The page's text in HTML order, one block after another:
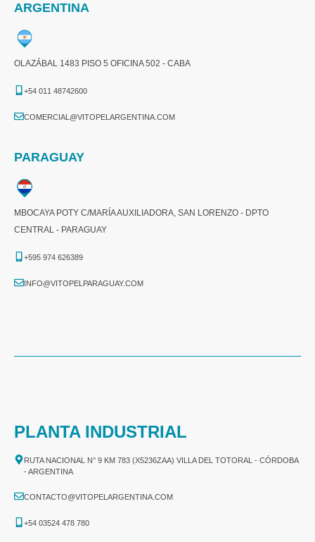
ARGENTINA
OLAZÁBAL 1483 PISO 5 OFICINA 502 - CABA
+54 011 48742600​
COMERCIAL@VITOPELARGENTINA.COM​
PARAGUAY
MBOCAYA POTY C/MARÍA AUXILIADORA, SAN LORENZO - DPTO
CENTRAL - PARAGUAY
+595 974 626389
INFO@VITOPELPARAGUAY.COM
PLANTA INDUSTRIAL
RUTA NACIONAL N° 9 KM 783 (X5236ZAA) VILLA DEL TOTORAL - CÓRDOBA
- ARGENTINA
CONTACTO@VITOPELARGENTINA.COM
+54 03524 478 780​